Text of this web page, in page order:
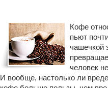
Кофе
пьют
чашечкой
человек
И вообще, настолько ли